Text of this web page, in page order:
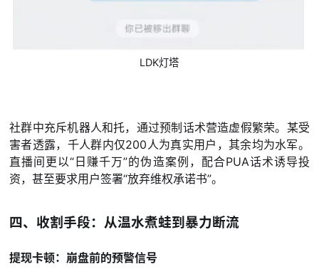
LDK灯塔
社群中充斥机器人和托，通过预制话术营造虚假繁荣。某受
害者透露，千人群内仅200人为真实用户，其余均为水军。
直播间更以“日赚千万”的伪造案例，配合PUA话术诱导投
资，甚至要求用户签署“放弃维权承诺书”。
四、收割手段：从温水煮蛙到暴力断流
提现卡顿：崩盘前的预警信号